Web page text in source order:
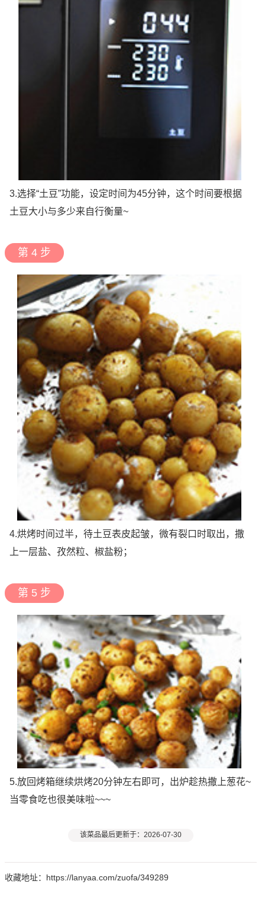
3.选择“土豆”功能，设定时间为45分钟，这个时间要根据
土豆大小与多少来自行衡量~
第 4 步
4.烘烤时间过半，待土豆表皮起皱，微有裂口时取出，撒
上一层盐、孜然粒、椒盐粉；
第 5 步
5.放回烤箱继续烘烤20分钟左右即可，出炉趁热撒上葱花~
当零食吃也很美味啦~~~
该菜品最后更新于：2026-07-30
收藏地址：https://lanyaa.com/zuofa/349289